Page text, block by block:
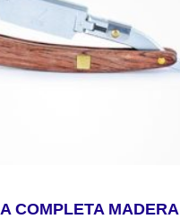
COMPLETA MADERA